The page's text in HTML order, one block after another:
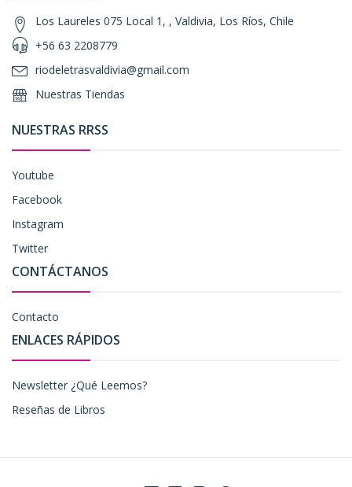
Los Laureles 075 Local 1, , Valdivia, Los Ríos, Chile
+56 63 2208779
riodeletrasvaldivia@gmail.com
Nuestras Tiendas
NUESTRAS RRSS
Youtube
Facebook
Instagram
Twitter
CONTÁCTANOS
Contacto
ENLACES RÁPIDOS
Newsletter ¿Qué Leemos?
Reseñas de Libros